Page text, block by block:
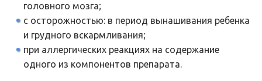
головного мозга;
с осторожностью: в период вынашивания ребенка
и грудного вскармливания;
при аллергических реакциях на содержание
одного из компонентов препарата.